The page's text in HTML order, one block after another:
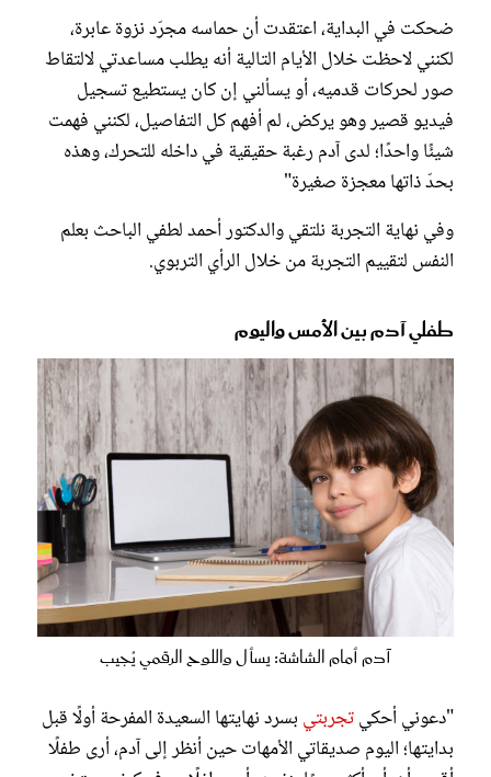
ضحكت في البداية، اعتقدت أن حماسه مجرّد نزوة عابرة،
لكنني لاحظت خلال الأيام التالية أنه يطلب مساعدتي لالتقاط
صور لحركات قدميه، أو يسألني إن كان يستطيع تسجيل
فيديو قصير وهو يركض، لم أفهم كل التفاصيل، لكنني فهمت
شيئًا واحدًا؛ لدى آدم رغبة حقيقية في داخله للتحرك، وهذه
بحدّ ذاتها معجزة صغيرة"
وفي نهاية التجربة نلتقي والدكتور أحمد لطفي الباحث بعلم
النفس لتقييم التجربة من خلال الرأي التربوي.
طفلي آدم بين الأمس واليوم
آدم أمام الشاشة: يسأل واللوح الرقمي يُجيب
"دعوني أحكيتجربتي بسرد نهايتها السعيدة المفرحة أولًا قبل
بدايتها؛ اليوم صديقاتي الأمهات حين أنظر إلى آدم، أرى طفلًا